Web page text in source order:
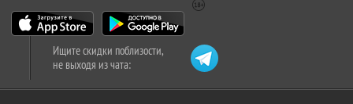
Ищите скидки поблизости,
не выходя из чата: